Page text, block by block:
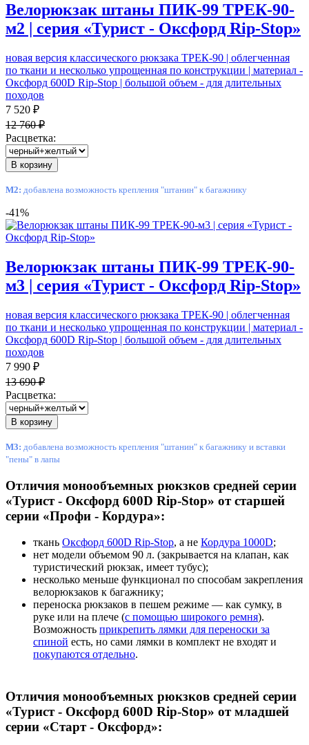
Велорюкзак штаны ПИК-99 ТРЕК-90-
м2 | серия «Турист - Оксфорд Rip-Stop»
новая версия классического рюкзака ТРЕК-90 | облегченная
по ткани и несколько упрощенная по конструкции | материал -
Оксфорд 600D Rip-Stop | большой объем - для длительных
походов
7 520 ₽
12 760 ₽
Расцветка:
В корзину
М2: добавлена возможность крепления "штанин" к багажнику
-41%
Велорюкзак штаны ПИК-99 ТРЕК-90-
м3 | серия «Турист - Оксфорд Rip-Stop»
новая версия классического рюкзака ТРЕК-90 | облегченная
по ткани и несколько упрощенная по конструкции | материал -
Оксфорд 600D Rip-Stop | большой объем - для длительных
походов
7 990 ₽
13 690 ₽
Расцветка:
В корзину
М3: добавлена возможность крепления "штанин" к багажнику и вставки
"пены" в лапы
Отличия монообъемных рюкзков средней серии
«Турист - Оксфорд 600D Rip-Stop» от старшей
серии «Профи - Кордура»:
ткань Оксфорд 600D Rip-Stop, а не Кордура 1000D;
нет модели объемом 90 л. (закрывается на клапан, как
туристический рюкзак, имеет тубус);
несколько меньше функционал по способам закрепления
велорюкзаков к багажнику;
переноска рюкзаков в пешем режиме — как сумку, в
руке или на плече (с помощью широкого ремня).
Возможность прикрепить лямки для переноски за
спиной есть, но сами лямки в комплект не входят и
покупаются отдельно.
Отличия монообъемных рюкзков средней серии
«Турист - Оксфорд 600D Rip-Stop» от младшей
серии «Старт - Оксфорд»: